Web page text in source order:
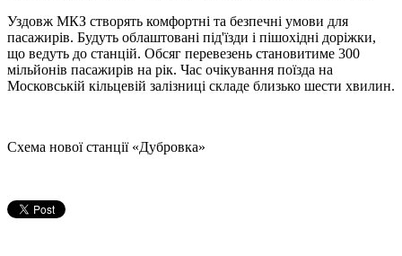
Уздовж МКЗ створять комфортні та безпечні умови для
пасажирів. Будуть облаштовані під'їзди і пішохідні доріжки,
що ведуть до станцій. Обсяг перевезень становитиме 300
мільйонів пасажирів на рік. Час очікування поїзда на
Московській кільцевій залізниці складе близько шести хвилин.
Схема нової станції «Дубровка»